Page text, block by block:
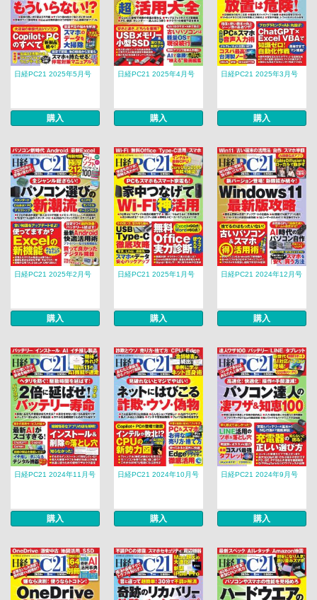
日経PC21 2025年5月号
購入
日経PC21 2025年4月号
購入
日経PC21 2025年3月号
購入
日経PC21 2025年2月号
購入
日経PC21 2025年1月号
購入
日経PC21 2024年12月号
購入
日経PC21 2024年11月号
購入
日経PC21 2024年10月号
購入
日経PC21 2024年9月号
購入